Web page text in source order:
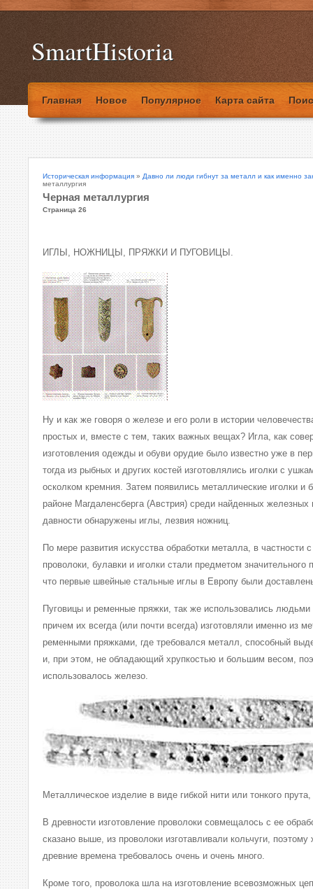
SmartHistoria
Главная Новое Популярное Карта сайта
Историческая информация » Давно ли люди гибнут за металл и как именно
металлургия
Черная металлургия
Страница 26
ИГЛЫ, НОЖНИЦЫ, ПРЯЖКИ И ПУГОВИЦЫ.
Ну и как же говоря о железе и его роли в истории
простых и, вместе с тем, таких важных вещах? Игла, как
изготовления одежды и обуви орудие было известно уже в
тогда из рыбных и других костей изготовлялись иголки с
осколком кремния. Затем появились металлические иголки и
районе Магдаленсберга (Австрия) среди найденных железных
давности обнаружены иглы, лезвия ножниц.
По мере развития искусства обработки металла, в частности
проволоки, булавки и иголки стали предметом значительного
что первые швейные стальные иглы в Европу были
Пуговицы и ременные пряжки, так же использовались
причем их всегда (или почти всегда) изготовляли именно из
ременными пряжками, где требовался металл, способный
и, при этом, не обладающий хрупкостью и большим весом,
использовалось железо.
Металлическое изделие в виде гибкой нити или тонкого
В древности изготовление проволоки совмещалось с ее
сказано выше, из проволоки изготавливали кольчуги,
древние времена требовалось очень и очень много.
Кроме того, проволока шла на изготовление всевозможных